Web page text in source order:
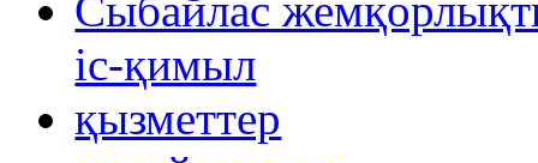
іс-қимыл
қызметтер